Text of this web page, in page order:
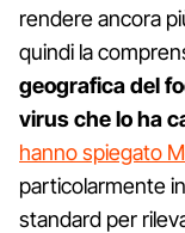
rendere ancora
quindi la
geografica del
virus che lo ha
hanno spiegato
particolarmente
standard per